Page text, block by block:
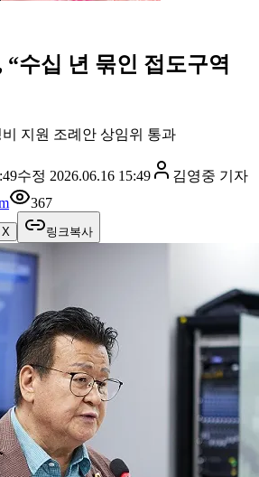
“수십 년 묶인 접도구역
지원 조례안 상임위 통과
수정 2026.06.16 15:49 김영중 기자
367
X 링크복사